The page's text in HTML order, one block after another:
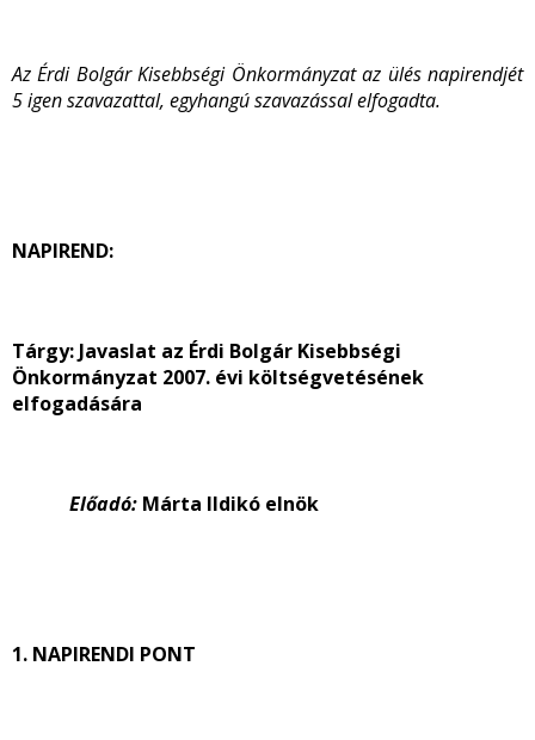
Az Érdi Bolgár Kisebbségi Önkormányzat az ülés napirendjét
5 igen szavazattal, egyhangú szavazással elfogadta.
NAPIREND:
Tárgy: Javaslat az Érdi Bolgár Kisebbségi
Önkormányzat 2007. évi költségvetésének
elfogadására
Előadó: Márta Ildikó elnök
1. NAPIRENDI PONT